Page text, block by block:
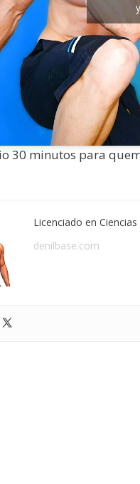
30 minutos para
Licenciado en
denilbase.com